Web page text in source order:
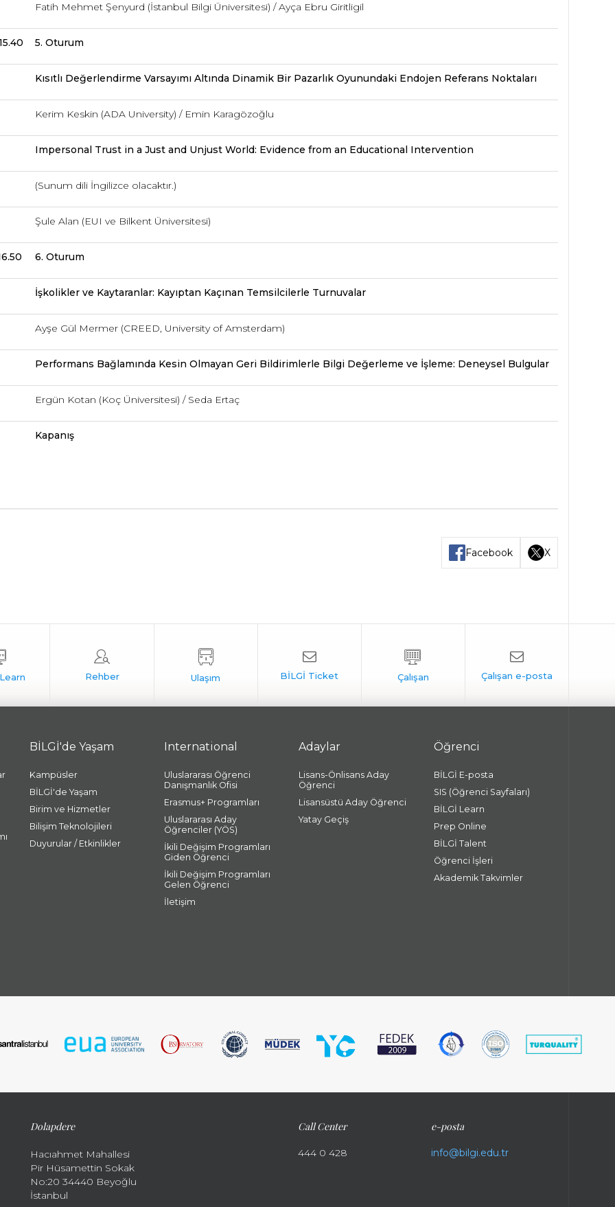
Fatih Mehmet Şenyurd (İstanbul Bilgi Üniversitesi) / Ayça Ebru Giritligil
5. Oturum
Kısıtlı Değerlendirme Varsayımı Altında Dinamik Bir Pazarlık Oyunundaki Endojen Referans Noktaları
Kerim Keskin (ADA University) / Emin Karagözoğlu
Impersonal Trust in a Just and Unjust World: Evidence from an Educational Intervention
(Sunum dili İngilizce olacaktır.)
Şule Alan (EUI ve Bilkent Üniversitesi)
6. Oturum
İşkolikler ve Kaytaranlar: Kayıptan Kaçınan Temsilcilerle Turnuvalar
Ayşe Gül Mermer (CREED, University of Amsterdam)
Performans Bağlamında Kesin Olmayan Geri Bildirimlerle Bilgi Değerleme ve İşleme: Deneysel Bulgular
Ergün Kotan (Koç Üniversitesi) / Seda Ertaç
Kapanış
Facebook X
BİLGİ'de Yaşam
Kampüsler
BİLGİ'de Yaşam
Birim ve Hizmetler
Bilişim Teknolojileri
Duyurular / Etkinlikler
International
Uluslararası Öğrenci
Danışmanlık Ofisi
Erasmus+ Programları
Uluslararası Aday
Öğrenciler (YÖS)
İkili Değişim Programları
Giden Öğrenci
İkili Değişim Programları
Gelen Öğrenci
İletişim
Adaylar
Lisans-Önlisans Aday
Öğrenci
Lisansüstü Aday Öğrenci
Yatay Geçiş
Öğrenci
BİLGİ E-posta
SIS (Öğrenci Sayfaları)
BİLGİ Learn
Prep Online
BİLGİ Talent
Öğrenci İşleri
Akademik Takvimler
Dolapdere
Hacıahmet Mahallesi
Pir Hüsamettin Sokak
No:20 34440 Beyoğlu
İstanbul
Call Center
444 0 428
e-posta
info@bilgi.edu.tr